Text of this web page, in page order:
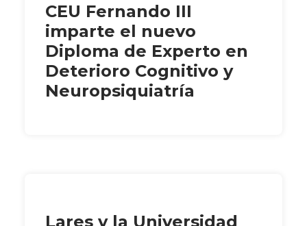
CEU Fernando III
imparte el nuevo
Diploma de Experto en
Deterioro Cognitivo y
Neuropsiquiatría
Lares y la Universidad